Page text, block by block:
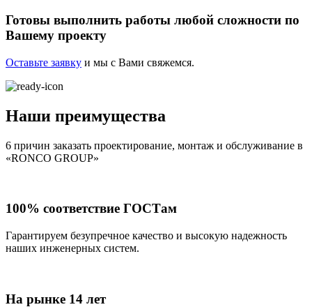
Готовы выполнить работы любой сложности по
Вашему проекту
Оставьте заявку и мы с Вами свяжемся.
Наши преимущества
6 причин заказать проектирование, монтаж и обслуживание в
«RONCO GROUP»
100% соответствие ГОСТам
Гарантируем безупречное качество и высокую надежность
наших инженерных систем.
На рынке 14 лет